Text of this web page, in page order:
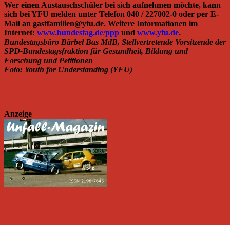
Wer einen Austauschschüler bei sich aufnehmen möchte, kann
sich bei YFU melden unter Telefon 040 / 227002-0 oder per E-
Mail an gastfamilien@yfu.de. Weitere Informationen im
Internet: www.bundestag.de/ppp und www.yfu.de.
Bundestagsbüro Bärbel Bas MdB, Stellvertretende Vorsitzende der
SPD-Bundestagsfraktion für Gesundheit, Bildung und
Forschung und Petitionen
Foto: Youth for Understanding (YFU)
Anzeige